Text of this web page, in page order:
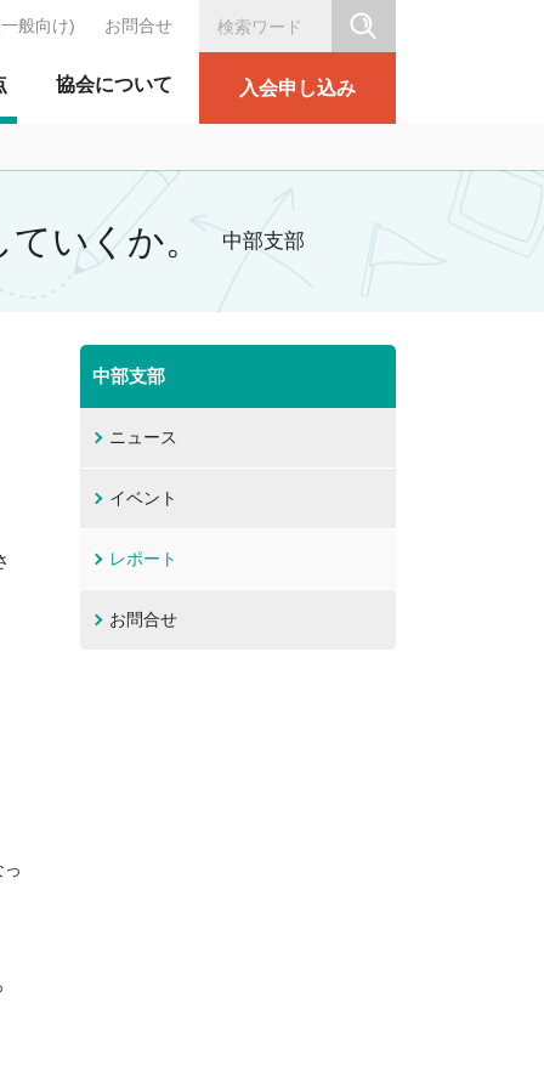
テーション協会
協会について 入会申し込み
般向け) お問合せ
ていくか。 中部支部
中部支部
ニュース
イベント
レポート
お問合せ